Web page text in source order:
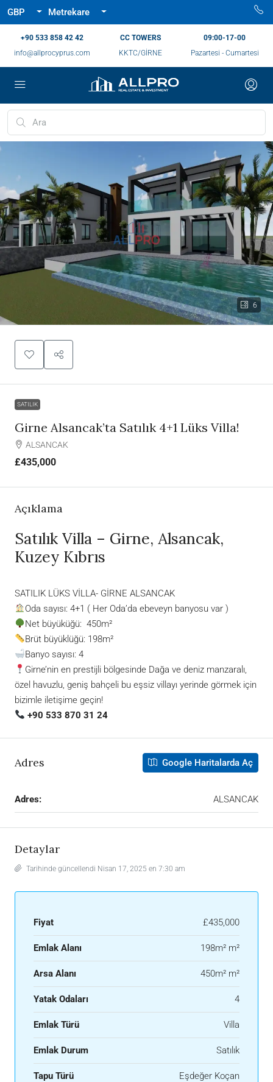
GBP Metrekare
‪+90 533 858 42 42‬
info@allprocyprus.com
CC TOWERS
KKTC/GİRNE
09:00-17-00
Pazartesi - Cumartesi
6
SATILIK
Girne Alsancak’ta Satılık 4+1 Lüks Villa!
ALSANCAK
£435,000
Açıklama
Satılık Villa – Girne, Alsancak,
Kuzey Kıbrıs
SATILIK LÜKS VİLLA- GİRNE ALSANCAK
Oda sayısı: 4+1 ( Her Oda’da ebeveyn banyosu var )
Net büyüküğü: 450m²
Brüt büyüklüğü: 198m²
Banyo sayısı: 4
Girne’nin en prestijli bölgesinde Dağa ve deniz manzaralı,
özel havuzlu, geniş bahçeli bu eşsiz villayı yerinde görmek için
bizimle iletişime geçin!
+90 533 870 31 24
Adres Google Haritalarda Aç
Adres: ALSANCAK
Detaylar
Tarihinde güncellendi Nisan 17, 2025 en 7:30 am
Fiyat £435,000
Emlak Alanı 198m² m²
Arsa Alanı 450m² m²
Yatak Odaları 4
Emlak Türü Villa
Emlak Durum Satılık
Tapu Türü Eşdeğer Koçan